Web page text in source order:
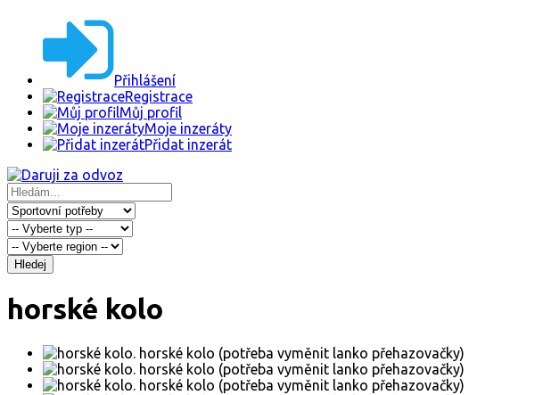
Přihlášení
Registrace
Můj profil
Moje inzeráty
Přidat inzerát
Hledej
horské kolo